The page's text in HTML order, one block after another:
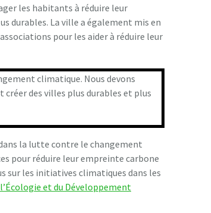
les habitants à réduire leur
durables. La ville a également mis en
pour les aider à réduire leur
climatique. Nous devons
des villes plus durables et plus
la lutte contre le changement
pour réduire leur empreinte carbone
sur les initiatives climatiques dans les
et du Développement